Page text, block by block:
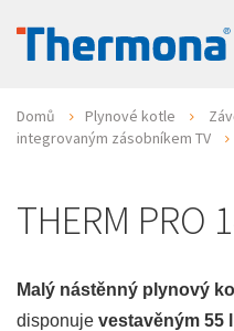
Domů Plynové kotle
integrovaným zásobníkem TV
THERM PRO
Malý nástěnný plynový
disponuje vestavěným 55